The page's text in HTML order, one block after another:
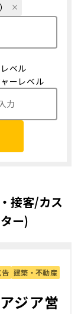
ベル
ーレベル
接客/カス
ー)
告 建築・不動産
ジア営